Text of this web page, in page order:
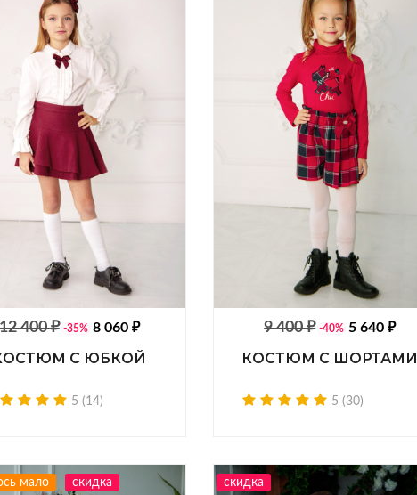
400 ₽ -35% 8 060 ₽
С ЮБКОЙ
5 (14)
9 400 ₽ -40% 5 640 ₽
КОСТЮМ С ШОРТАМИ
5 (30)
мало скидка скидка